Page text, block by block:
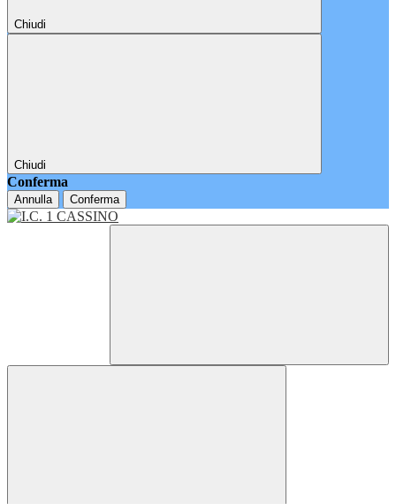
Chiudi
Chiudi
Conferma
Annulla Conferma